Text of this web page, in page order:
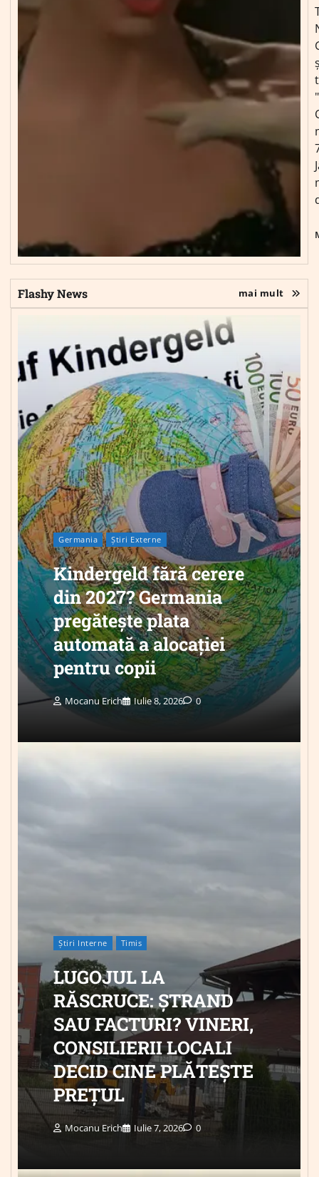
Flashy News mai mult
Germania Știri Externe
Kindergeld fără cerere
din 2027? Germania
pregătește plata
automată a alocației
pentru copii
Mocanu Erich Iulie 8, 2026 0
Știri Interne Timis
LUGOJUL LA
RĂSCRUCE: ȘTRAND
SAU FACTURI? VINERI,
CONSILIERII LOCALI
DECID CINE PLĂTEȘTE
PREȚUL
Mocanu Erich Iulie 7, 2026 0